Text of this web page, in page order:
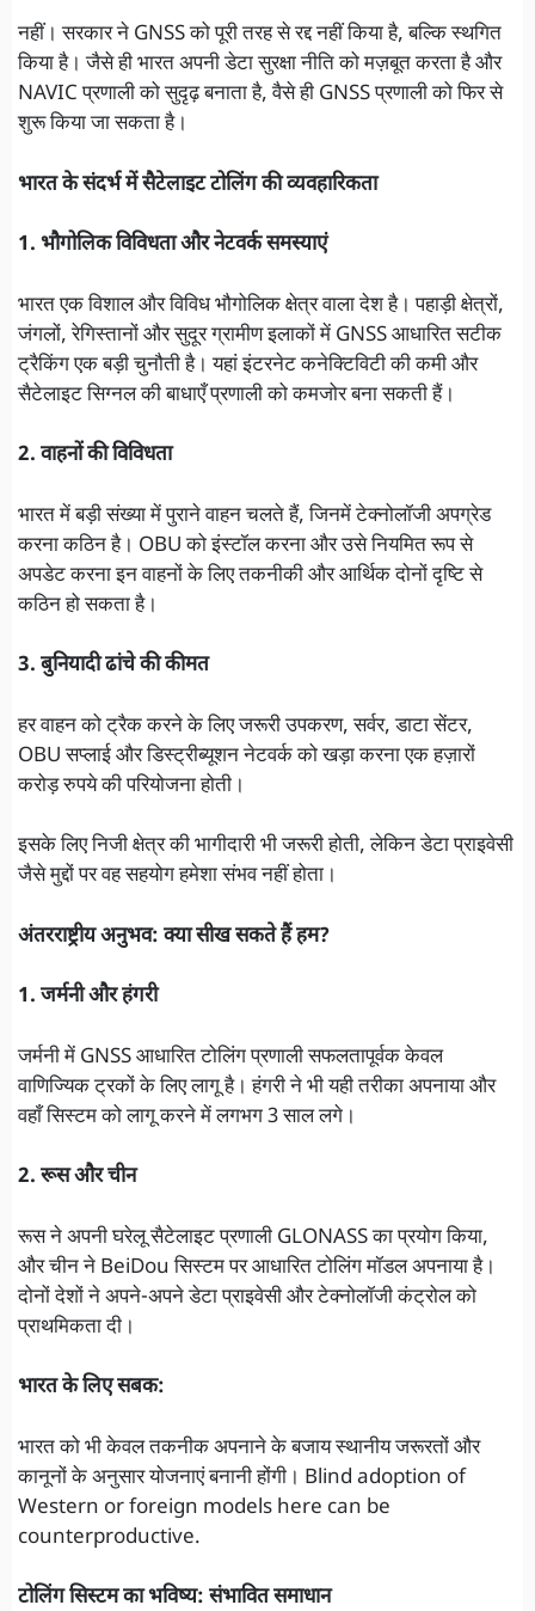
नहीं। सरकार ने GNSS को पूरी तरह से रद्द नहीं किया है, बल्कि स्थगित
किया है। जैसे ही भारत अपनी डेटा सुरक्षा नीति को मज़बूत करता है और
NAVIC प्रणाली को सुदृढ़ बनाता है, वैसे ही GNSS प्रणाली को फिर से
शुरू किया जा सकता है।
भारत के संदर्भ में सैटेलाइट टोलिंग की व्यवहारिकता
1. भौगोलिक विविधता और नेटवर्क समस्याएं
भारत एक विशाल और विविध भौगोलिक क्षेत्र वाला देश है। पहाड़ी क्षेत्रों,
जंगलों, रेगिस्तानों और सुदूर ग्रामीण इलाकों में GNSS आधारित सटीक
ट्रैकिंग एक बड़ी चुनौती है। यहां इंटरनेट कनेक्टिविटी की कमी और
सैटेलाइट सिग्नल की बाधाएँ प्रणाली को कमजोर बना सकती हैं।
2. वाहनों की विविधता
भारत में बड़ी संख्या में पुराने वाहन चलते हैं, जिनमें टेक्नोलॉजी अपग्रेड
करना कठिन है। OBU को इंस्टॉल करना और उसे नियमित रूप से
अपडेट करना इन वाहनों के लिए तकनीकी और आर्थिक दोनों दृष्टि से
कठिन हो सकता है।
3. बुनियादी ढांचे की कीमत
हर वाहन को ट्रैक करने के लिए जरूरी उपकरण, सर्वर, डाटा सेंटर,
OBU सप्लाई और डिस्ट्रीब्यूशन नेटवर्क को खड़ा करना एक हज़ारों
करोड़ रुपये की परियोजना होती।
इसके लिए निजी क्षेत्र की भागीदारी भी जरूरी होती, लेकिन डेटा प्राइवेसी
जैसे मुद्दों पर वह सहयोग हमेशा संभव नहीं होता।
अंतरराष्ट्रीय अनुभव: क्या सीख सकते हैं हम?
1. जर्मनी और हंगरी
जर्मनी में GNSS आधारित टोलिंग प्रणाली सफलतापूर्वक केवल
वाणिज्यिक ट्रकों के लिए लागू है। हंगरी ने भी यही तरीका अपनाया और
वहाँ सिस्टम को लागू करने में लगभग 3 साल लगे।
2. रूस और चीन
रूस ने अपनी घरेलू सैटेलाइट प्रणाली GLONASS का प्रयोग किया,
और चीन ने BeiDou सिस्टम पर आधारित टोलिंग मॉडल अपनाया है।
दोनों देशों ने अपने-अपने डेटा प्राइवेसी और टेक्नोलॉजी कंट्रोल को
प्राथमिकता दी।
भारत के लिए सबक:
भारत को भी केवल तकनीक अपनाने के बजाय स्थानीय जरूरतों और
कानूनों के अनुसार योजनाएं बनानी होंगी। Blind adoption of
Western or foreign models here can be
counterproductive.
टोलिंग सिस्टम का भविष्य: संभावित समाधान